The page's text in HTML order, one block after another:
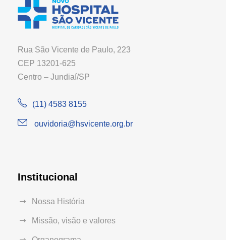
Rua São Vicente de Paulo, 223
CEP 13201-625
Centro – Jundiaí/SP
(11) 4583 8155
ouvidoria@hsvicente.org.br
Institucional
Nossa História
Missão, visão e valores